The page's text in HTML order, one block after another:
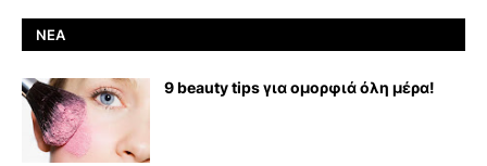
ΝΈΑ
9 beauty tips για ομορφιά όλη μέρα!